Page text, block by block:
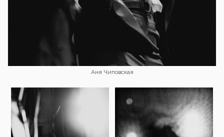
Аня Чиповская